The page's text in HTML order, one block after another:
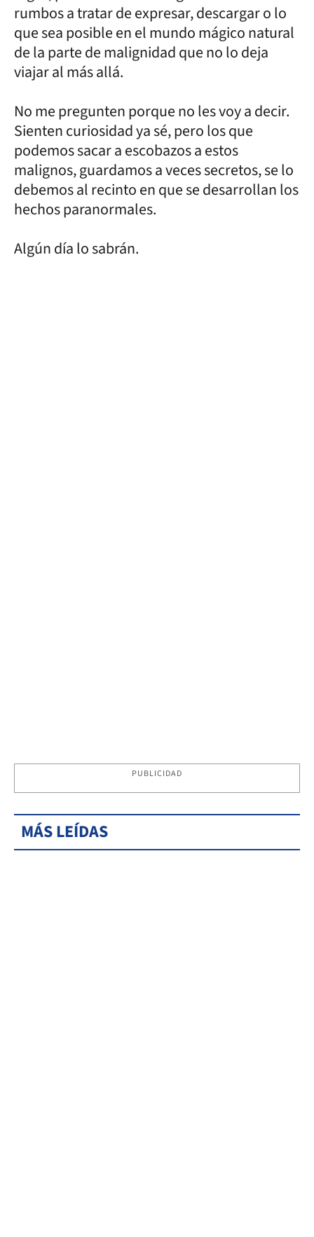
rumbos a tratar de expresar, descargar o lo
que sea posible en el mundo mágico natural
de la parte de malignidad que no lo deja
viajar al más allá.
No me pregunten porque no les voy a decir.
Sienten curiosidad ya sé, pero los que
podemos sacar a escobazos a estos
malignos, guardamos a veces secretos, se lo
debemos al recinto en que se desarrollan los
hechos paranormales.
Algún día lo sabrán.
PUBLICIDAD
MÁS LEÍDAS